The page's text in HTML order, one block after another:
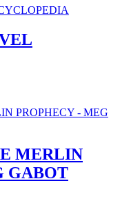
MERLIN
GABOT